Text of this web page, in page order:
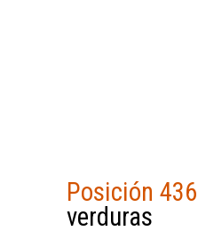
Posición 436
verduras